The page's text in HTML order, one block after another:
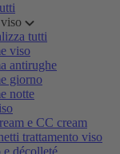
tutti
viso
antirughe
giorno
notte
e CC cream
trattamento viso
décolleté